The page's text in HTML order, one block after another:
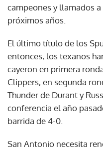
campeones y llamados
próximos años.
El último título de los
entonces, los texanos
cayeron en primera
Clippers, en segunda
Thunder de Durant y
conferencia el año
barrida de 4-0.
San Antonio necesita